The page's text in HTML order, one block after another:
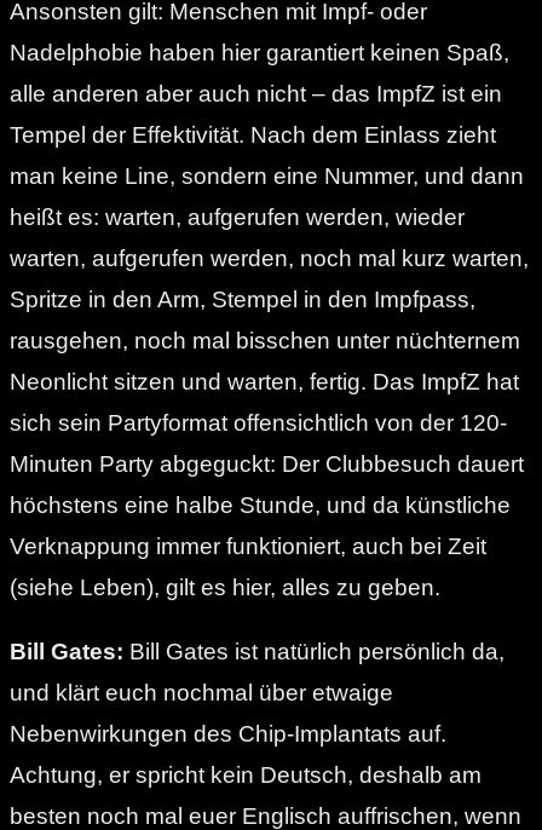
Ansonsten gilt: Menschen mit Impf- oder
Nadelphobie haben hier garantiert keinen Spaß,
alle anderen aber auch nicht – das ImpfZ ist ein
Tempel der Effektivität. Nach dem Einlass zieht
man keine Line, sondern eine Nummer, und dann
heißt es: warten, aufgerufen werden, wieder
warten, aufgerufen werden, noch mal kurz warten,
Spritze in den Arm, Stempel in den Impfpass,
rausgehen, noch mal bisschen unter nüchternem
Neonlicht sitzen und warten, fertig. Das ImpfZ hat
sich sein Partyformat offensichtlich von der 120-
Minuten Party abgeguckt: Der Clubbesuch dauert
höchstens eine halbe Stunde, und da künstliche
Verknappung immer funktioniert, auch bei Zeit
(siehe Leben), gilt es hier, alles zu geben.
Bill Gates: Bill Gates ist natürlich persönlich da,
und klärt euch nochmal über etwaige
Nebenwirkungen des Chip-Implantats auf.
Achtung, er spricht kein Deutsch, deshalb am
besten noch mal euer Englisch auffrischen, wenn